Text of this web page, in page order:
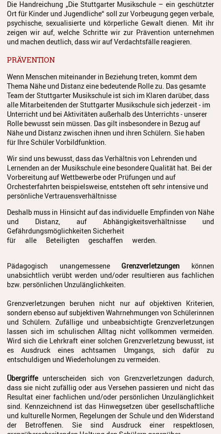
Anmeldung
Abmeldung
Veranstaltungen
Wettbewerbe
Workshops
Musikproduktion 2026
Familien Orchester Projekt
Jazz Workshop 2025
Musikproduktion 2025
Jazz Workshop 2024
Jazz Workshop 2023
Barockorchester
Blockflötenworkshop ERTA-
Kongress
ETHNO
Hörgang
Blog
JuKO in Australien
Die Handreichung „Die Stuttgarter Musikschule – ein geschützter
Ort für Kinder und Jugendliche“ soll zur Vorbeugung gegen verbale,
psychische, sexualisierte und körperliche Gewalt dienen. Mit ihr
zeigen wir auf, welche Schritte wir zur Prävention unternehmen
und machen deutlich, dass wir auf Verdachtsfälle reagieren.
PRÄVENTION
Wenn Menschen miteinander in Beziehung treten, kommt dem
Thema Nähe und Distanz eine bedeutende Rolle zu. Das gesamte
Team der Stuttgarter Musikschule ist sich im Klaren darüber, dass
alle Mitarbeitenden der Stuttgarter Musikschule sich jederzeit - im
Unterricht und bei Aktivitäten außerhalb des Unterrichts - unserer
Rolle bewusst sein müssen. Das gilt insbesondere in Bezug auf
Nähe und Distanz zwischen ihnen und ihren Schülern. Sie haben
für Ihre Schüler Vorbildfunktion.
Wir sind uns bewusst, dass das Verhältnis von Lehrenden und
Lernenden an der Musikschule eine besondere Qualität hat. Bei der
Vorbereitung auf Wettbewerbe oder Prüfungen und auf
Orchesterfahrten beispielsweise, entstehen oft sehr intensive und
persönliche Vertrauensverhältnisse
Deshalb muss in Hinsicht auf das individuelle Empfinden von Nähe
und Distanz, auf Abhängigkeitsverhältnisse und
Gefährdungsmöglichkeiten Sicherheit
für alle Beteiligten geschaffen werden.
Pädagogisch unangemesseneGrenzverletzungen können
unabsichtlich verübt werden und/oder resultieren aus fachlichen
bzw. persönlichen Unzulänglichkeiten.
Grenzverletzungen beruhen nicht nur auf objektiven Kriterien,
sondern ebenso auf subjektiven Wahrnehmungen von Schülerinnen
und Schülern. Zufällige und unbeabsichtigte Grenzverletzungen
lassen sich im schulischen Alltag nicht vollkommen vermeiden.
Wird sich die Lehrkraft einer solchen Grenzverletzung bewusst, ist
es Ausdruck eines achtsamen Umgangs, sich dafür zu
entschuldigen und Wiederholungen zu vermeiden.
Übergriffeunterscheiden sich von Grenzverletzungen dadurch,
dass sie nicht zufällig oder aus Versehen passieren und nicht das
Resultat einer fachlichen und/oder persönlichen Unzulänglichkeit
sind. Kennzeichnend ist das Hinwegsetzen über gesellschaftliche
und kulturelle Normen, Regelungen der Schule und den Widerstand
der Betroffenen. Sie sind Ausdruck einer respektlosen,